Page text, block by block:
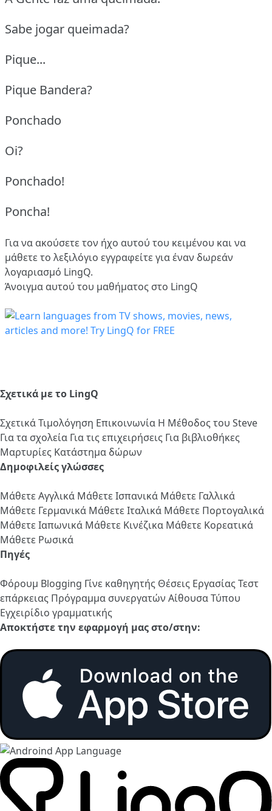
Sabe jogar queimada?
Pique...
Pique Bandera?
Ponchado
Oi?
Ponchado!
Poncha!
Για να ακούσετε τον ήχο αυτού του κειμένου και να
μάθετε το λεξιλόγιο εγγραφείτε για έναν δωρεάν
λογαριασμό LingQ.
Άνοιγμα αυτού του μαθήματος στο LingQ
Σχετικά με το LingQ
ΣχετικάΤιμολόγηση Επικοινωνία Η Μέθοδος του Steve
Για τα σχολεία Για τις επιχειρήσεις Για βιβλιοθήκες
Μαρτυρίες Κατάστημα δώρων
Δημοφιλείς γλώσσες
Μάθετε Αγγλικά Μάθετε Ισπανικά Μάθετε Γαλλικά
Μάθετε Γερμανικά Μάθετε Ιταλικά Μάθετε Πορτογαλικά
Μάθετε Ιαπωνικά Μάθετε Κινέζικα Μάθετε Κορεατικά
Μάθετε Ρωσικά
Πηγές
Φόρουμ Blogging Γίνε καθηγητής Θέσεις ΕργασίαςΤεστ
επάρκειας Πρόγραμμα συνεργατών Αίθουσα Τύπου
Εγχειρίδιο γραμματικής
Αποκτήστε την εφαρμογή μας στο/στην: